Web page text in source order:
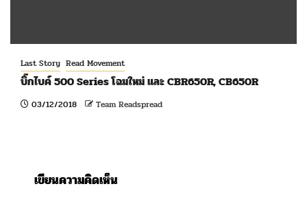
Last Story Read Movement
บิ๊กไบค์ 500 Series โฉมใหม่ และ CBR650R, CB650R
03/12/2018 Team Readspread
เขียนความคิดเห็น